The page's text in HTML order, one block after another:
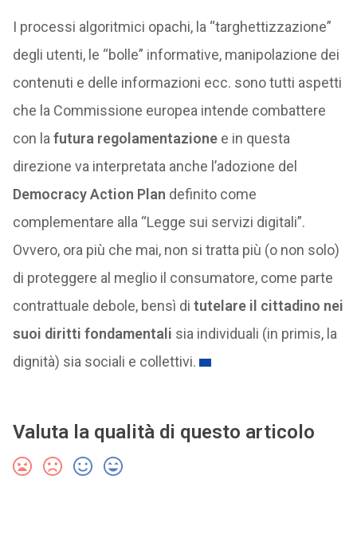
I processi algoritmici opachi, la “targhettizzazione”
degli utenti, le “bolle” informative, manipolazione dei
contenuti e delle informazioni ecc. sono tutti aspetti
che la Commissione europea intende combattere
con la futura regolamentazionee in questa
direzione va interpretata anche l’adozione del
Democracy Action Plan definito come
complementare alla “Legge sui servizi digitali”.
Ovvero, ora più che mai, non si tratta più (o non solo)
di proteggere al meglio il consumatore, come parte
contrattuale debole, bensì di tutelare il cittadino nei
suoi diritti fondamentali sia individuali (in primis, la
dignità) sia sociali e collettivi.
Valuta la qualità di questo articolo